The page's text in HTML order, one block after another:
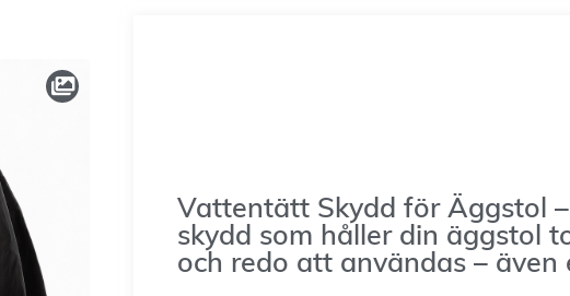
Vattentätt Skydd för Äggstol
skydd som håller din äggstol
och redo att användas – även